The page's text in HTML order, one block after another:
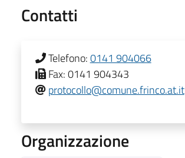
Contatti
Telefono:0141 904066
Fax:0141 904343
protocollo@comune.frinco.at.it
Organizzazione